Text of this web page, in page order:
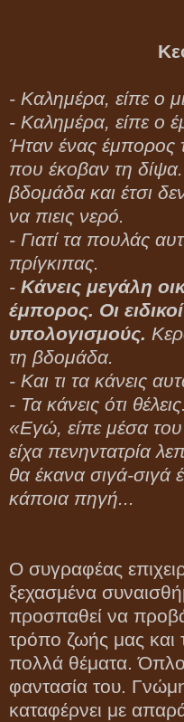
- Καλημέρα, είπε ο
- Καλημέρα, είπε ο
Ήταν ένας έμπορος
που έκοβαν τη
βδομάδα και έτσι
να πιεις νερό.
- Γιατί τα πουλάς
πρίγκιπας.
- Κάνεις μεγάλη
έμπορος. Οι
υπολογισμούς.
τη βδομάδα.
- Και τι τα κάνεις
- Τα κάνεις ότι
«Εγώ, είπε μέσα
είχα πενηντατρία
θα έκανα σιγά-σιγά
κάποια πηγή...
Ο συγραφέας
ξεχασμένα
προσπαθεί να
τρόπο ζωής μας
πολλά θέματα. Όπλο
φαντασία του. Γνώμη
καταφέρνει με